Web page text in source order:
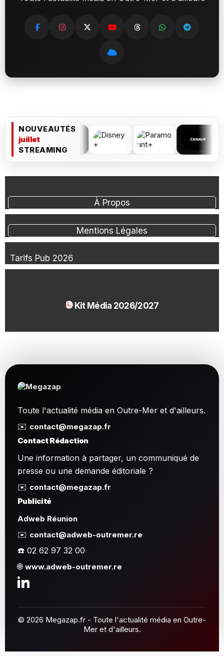
NOUVEAUTÉS
juillet
STREAMING
À Propos
Mentions Légales
Tarifs Pub 2026
Kit Média 2026/2027
Toute l'actualité média en Outre-Mer et d'ailleurs.
✉️ contact@megazap.fr
Contact Rédaction
Une information à partager, un communiqué de
presse ou une demande éditoriale ?
✉️ contact@megazap.fr
Publicité
Adweb Réunion
✉️ contact@adweb-outremer.re
☎️ 02 62 97 32 00
🌐www.adweb-outremer.re
© 2026 Megazap.fr - Toute l'actualité média en Outre-
Mer et d'ailleurs.